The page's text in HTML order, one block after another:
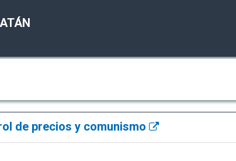
de precios y comunismo